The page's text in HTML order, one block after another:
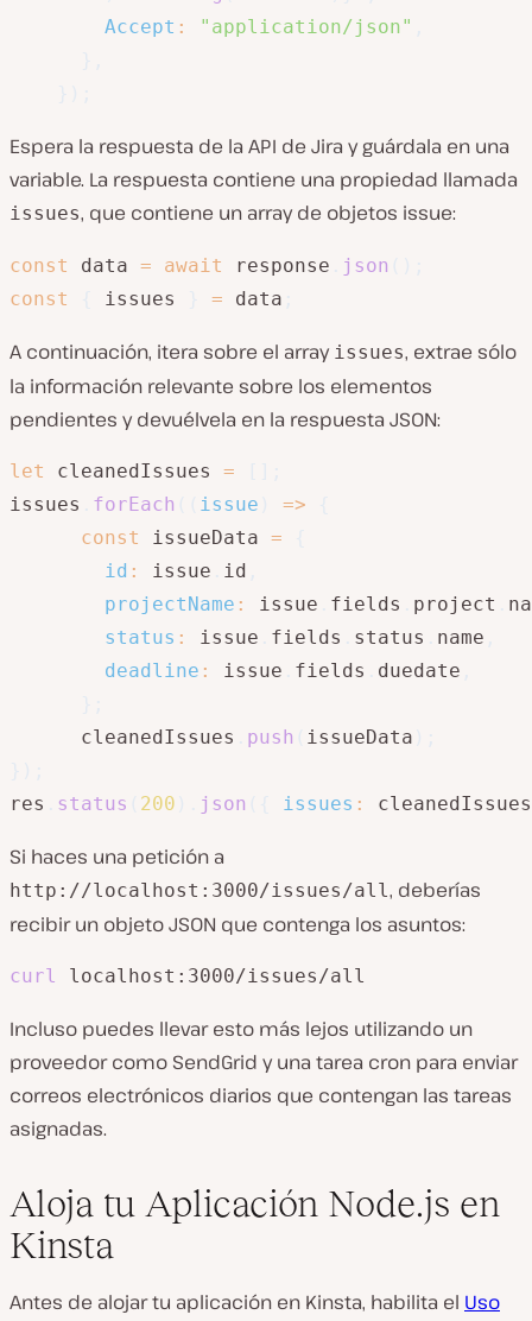
Accept : "application/json"
Espera la respuesta de la API de Jira y guárdala en una
variable. La respuesta contiene una propiedad llamada
issues, que contiene un array de objetos issue:
const data = await response json
const
issues = data
A continuación, itera sobre el array issues, extrae sólo
la información relevante sobre los elementos
pendientes y devuélvela en la respuesta JSON:
let cleanedIssues =
issues
forEach issue =>
const
issueData =
id : issue id
projectName : issue fields project
status : issue fields status name
deadline : issue fields duedate
      cleanedIssues
push issueData
res
status 200 json issues :
Si haces una petición a
http://localhost:3000/issues/all, deberías
recibir un objeto JSON que contenga los asuntos:
curl localhost:3000/issues/all
Incluso puedes llevar esto más lejos utilizando un
proveedor como SendGrid y una tarea cron para enviar
correos electrónicos diarios que contengan las tareas
asignadas.
Aloja tu Aplicación Node.js en
Kinsta
Antes de alojar tu aplicación en Kinsta, habilita el Uso